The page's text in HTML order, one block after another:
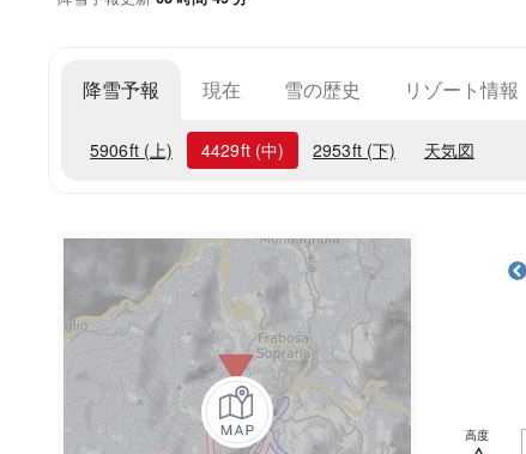
降雪予報 現在 雪の歴史 リゾート情報
5906ft (上) 4429ft (中) 2953ft (下) 天気図
高度